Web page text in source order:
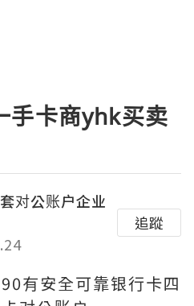
手卡商yhk买卖
对公账户企业
追蹤
有安全可靠银行卡四